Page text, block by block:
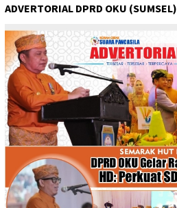
ADVERTORIAL DPRD OKU (SUMSEL)